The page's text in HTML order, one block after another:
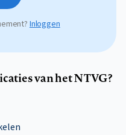
Inloggen
van het NTVG?